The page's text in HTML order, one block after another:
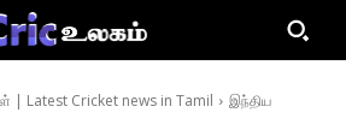
| Latest Cricket news in Tamil
இந்திய